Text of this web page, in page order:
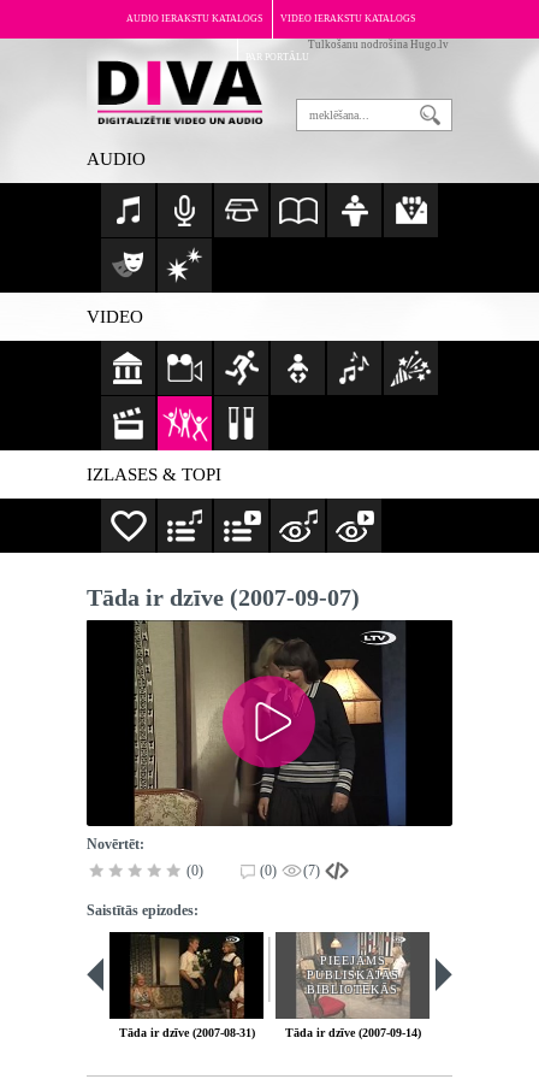
AUDIO IERAKSTU KATALOGS VIDEO IERAKSTU KATALOGS
PAR PORTĀLU
Tulkošanu nodrošina Hugo.lv
AUDIO
VIDEO
IZLASES & TOPI
Tāda ir dzīve (2007-09-07)
Novērtēt:
(0)
(0) (7)
Saistītās epizodes:
Tāda ir dzīve (2007-08-31)
PIEEJAMS
PUBLISKAJĀS
BIBLIOTĒKĀS
Tāda ir dzīve (2007-09-14)